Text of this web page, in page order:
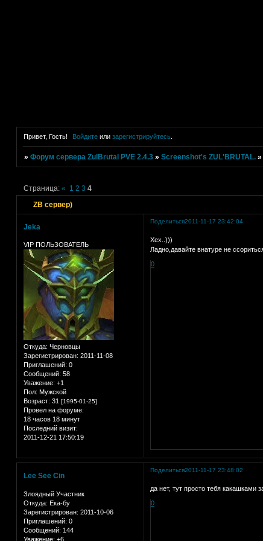
Привет, Гость! Войдите илизарегистрируйтесь
» Форум сервера ZulBrutal PVE 2.4.3 » Screenshot's ZUL'BRUTAL. »
ZB сервер)
Страница: « 1 2 3 4
Поделиться2011-11-17 23:42:04
Jeka
VIP ПОЛЬЗОВАТЕЛЬ
Откуда: Черновцы
Зарегистрирован: 2011-11-08
Приглашений: 0
Сообщений: 58
Уважение: +1
Пол: Мужской
Возраст: 31 [1995-01-25]
Провел на форуме:
18 часов 18 минут
Последний визит:
2011-12-21 17:50:19
Хех..)))
Ладно,давайте внатуре не
0
Поделиться2011-11-17 23:48:02
Lee See Cin
Злоядный Участник
Откуда: Ека-бу
Зарегистрирован: 2011-10-06
Приглашений: 0
Сообщений: 144
Уважение: +6
да нет, тут просто тебя какашками
0